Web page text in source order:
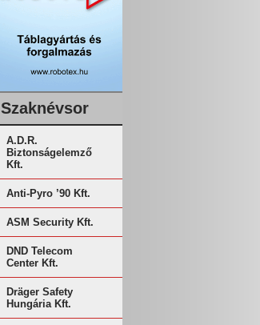
Szaknévsor
A.D.R.
Biztonságelemző
Kft.
Anti-Pyro ’90 Kft.
ASM Security Kft.
DND Telecom
Center Kft.
Dräger Safety
Hungária Kft.